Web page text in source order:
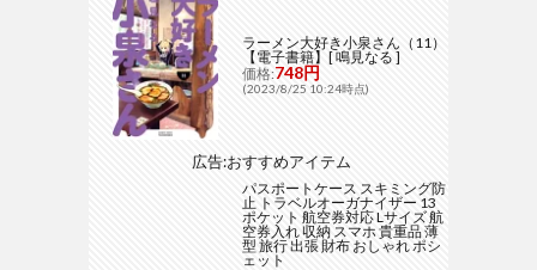
ラーメン大好き小泉さん（11）
【電子書籍】[ 鳴見なる ]
価格:748円
(2023/8/25 10:24時点)
広告:おすすめアイテム
パスポートケース スキミング防
止 トラベルオーガナイザー 13
ポケット 航空券対応 Lサイズ 航
空券入れ 収納 スマホ 貴重品 薄
型 旅行 出張 財布 おしゃれ ポシ
ェット